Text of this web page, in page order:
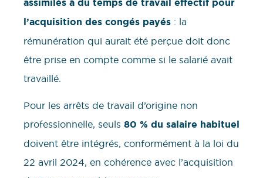
assimilés à du temps de travail effectif pour
l’acquisition des congés payés : la
rémunération qui aurait été perçue doit donc
être prise en compte comme si le salarié avait
travaillé.
Pour les arrêts de travail d’origine non
professionnelle, seuls 80 % du salaire habituel
doivent être intégrés, conformément à la loi du
22 avril 2024, en cohérence avec l’acquisition